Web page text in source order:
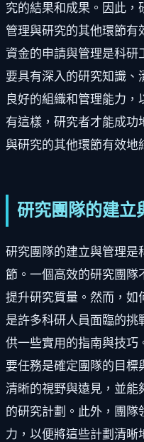
究的結果和成果。因此，
管理與研究的其他環節有
資金的申請與管理是科研
要具有深入的研究知識、
良好的組織和管理能力
有這樣，研究者才能成功
與研究的其他環節有效地
研究團隊的建立
研究團隊的建立與管理是
節。一個高效的研究團隊
提升研究質量。然而，如
是許多科研人員面臨的挑
供一些實用的指南與技巧
要任務是確定團隊的目標
清晰的視野與遠見，並能
的研究計劃。此外，團
力，以便將這些計劃清晰